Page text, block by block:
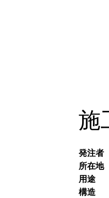
施
発注者
所在地
用途
構造